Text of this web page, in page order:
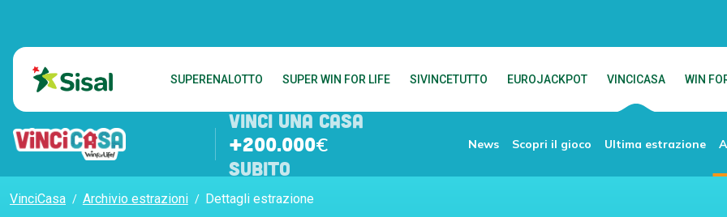
SUPERENALOTTO SUPER WIN FOR LIFE SIVINCETUTTO EUROJACKPOT VINCICASA WIN
VINCI UNA CASA
+200.000€
SUBITO
News Scopri il gioco Ultima estrazione
VinciCasa Archivio estrazioni Dettagli estrazione